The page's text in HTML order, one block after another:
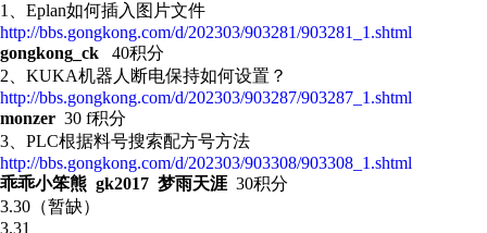
1、 Eplan如何插入图片文件
http://bbs.gongkong.com/d/202303/903281/903281_1.shtml
gongkong_ck
40积分
2、 KUKA机器人断电保持如何设置？
http://bbs.gongkong.com/d/202303/903287/903287_1.shtml
monzer 30 f积分
3、PLC根据料号搜索配方号方法
http://bbs.gongkong.com/d/202303/903308/903308_1.shtml
乖乖小笨熊 gk2017 梦雨天涯 30积分
3.30（暂缺）
3.31